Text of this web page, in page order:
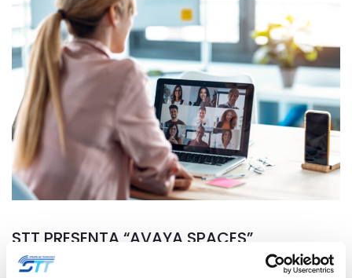
STT PRESENTA “AVAYA SPACES”,
SOLUZIONE DI COLLABORATION